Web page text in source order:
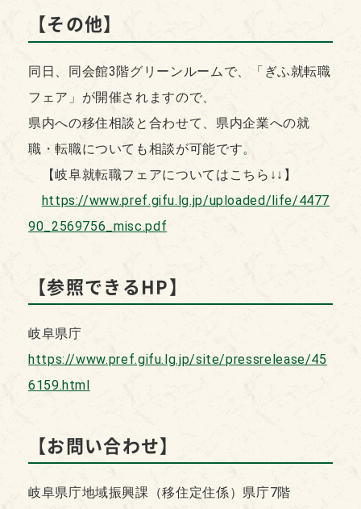
【その他】
同日、同会館3階グリーンルームで、「ぎふ就転職
フェア」が開催されますので、
県内への移住相談と合わせて、県内企業への就
職・転職についても相談が可能です。
​ 【岐阜就転職フェアについてはこちら↓↓】
https://www.pref.gifu.lg.jp/uploaded/life/4477
90_2569756_misc.pdf
【参照できるHP】
岐阜県庁
https://www.pref.gifu.lg.jp/site/pressrelease/45
6159.html
【お問い合わせ】
岐阜県庁地域振興課（移住定住係）県庁7階